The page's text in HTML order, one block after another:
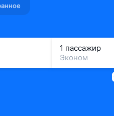
1 пассажир
Эконом